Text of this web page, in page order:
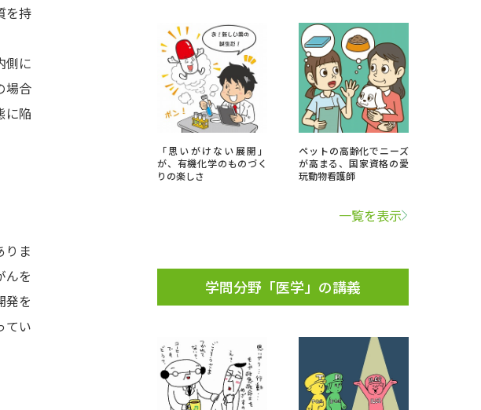
受験準備 資料検索
を調べる
スケジュールを立てよう
先輩が入学を決めた理由
新生活お役立ちガイド
学問発見
夢ナビ講義」 学問分野解説 学問の教科書 夢ナビライブ
を持
側に
場合
に陥
りま
んを
発を
てい
「思いがけない展開」
が、有機化学のものづく
りの楽しさ
ペットの高齢化でニーズ
が高まる、国家資格の愛
玩動物看護師
一覧を表示
学問分野「医学」の講義